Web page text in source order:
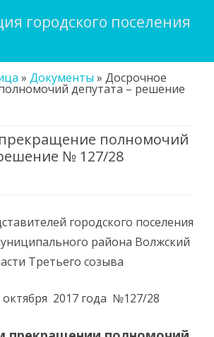
городского поселения
to
content
» Документы » Досрочное
депутата – решение
полномочий
№ 127/28
городского поселения
района Волжский
Третьего созыва
2017 года №127/28